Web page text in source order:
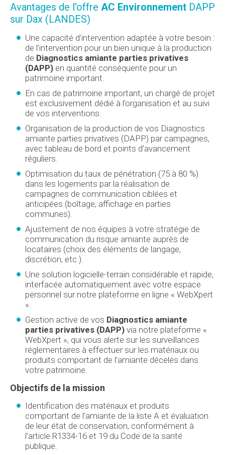
Avantages de l'offre AC Environnement DAPP
sur Dax (LANDES)
Une capacité d’intervention adaptée à votre besoin :
de l’intervention pour un bien unique à la production
de Diagnostics amiante parties privatives
(DAPP) en quantité conséquente pour un
patrimoine important.
En cas de patrimoine important, un chargé de projet
est exclusivement dédié à l’organisation et au suivi
de vos interventions.
Organisation de la production de vos Diagnostics
amiante parties privatives (DAPP) par campagnes,
avec tableau de bord et points d’avancement
réguliers.
Optimisation du taux de pénétration (75 à 80 %)
dans les logements par la réalisation de
campagnes de communication ciblées et
anticipées (boîtage, affichage en parties
communes).
Ajustement de nos équipes à votre stratégie de
communication du risque amiante auprès de
locataires (choix des éléments de langage,
discrétion, etc.).
Une solution logicielle-terrain considérable et rapide,
interfacée automatiquement avec votre espace
personnel sur notre plateforme en ligne « WebXpert
».
Gestion active de vos Diagnostics amiante
parties privatives (DAPP) via notre plateforme «
WebXpert », qui vous alerte sur les surveillances
réglementaires à effectuer sur les matériaux ou
produits comportant de l’amiante décelés dans
votre patrimoine.
Objectifs de la mission
Identification des matériaux et produits
comportant de l’amiante de la liste A et évaluation
de leur état de conservation, conformément à
l’article R1334-16 et 19 du Code de la santé
publique.